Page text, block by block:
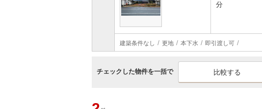
分
建築条件なし 更地 本下水 即引渡し可
チェックした物件を一括で